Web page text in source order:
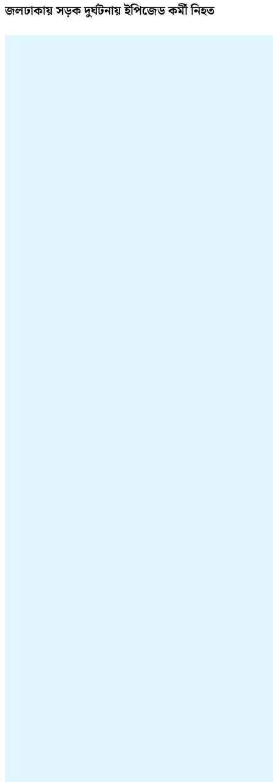
জলঢাকায় সড়ক দুর্ঘটনায় ইপিজেড কর্মী নিহত